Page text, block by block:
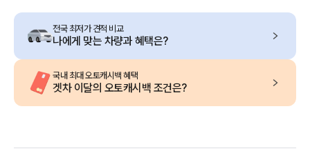
전국 최저가 견적 비교
나에게 맞는 차량과 혜택은?
국내 최대 오토캐시백 혜택
겟차 이달의 오토캐시백 조건은?